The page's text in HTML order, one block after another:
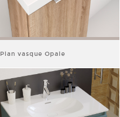
Plan vasque Opale